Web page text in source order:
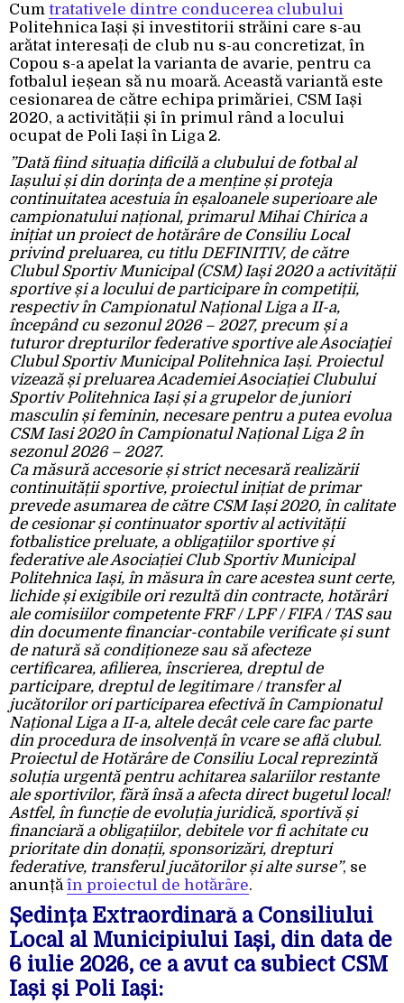
Cum tratativele dintre conducerea clubului
Politehnica Iași și investitorii străini care s-au
arătat interesați de club nu s-au concretizat, în
Copou s-a apelat la varianta de avarie, pentru ca
fotbalul ieșean să nu moară. Această variantă este
cesionarea de către echipa primăriei, CSM Iași
2020, a activității și în primul rând a locului
ocupat de Poli Iași în Liga 2.
”Dată fiind situația dificilă a clubului de fotbal al
Iașului și din dorința de a menține și proteja
continuitatea acestuia în eșaloanele superioare ale
campionatului național, primarul Mihai Chirica a
inițiat un proiect de hotărâre de Consiliu Local
privind preluarea, cu titlu DEFINITIV, de către
Clubul Sportiv Municipal (CSM) Iași 2020 a activității
sportive și a locului de participare în competiții,
respectiv în Campionatul Național Liga a II-a,
începând cu sezonul 2026 – 2027, precum și a
tuturor drepturilor federative sportive ale Asociaţiei
Clubul Sportiv Municipal Politehnica Iași. Proiectul
vizează și preluarea Academiei Asociației Clubului
Sportiv Politehnica Iași și a grupelor de juniori
masculin și feminin, necesare pentru a putea evolua
CSM Iasi 2020 în Campionatul Național Liga 2 în
sezonul 2026 – 2027.
Ca măsură accesorie și strict necesară realizării
continuității sportive, proiectul inițiat de primar
prevede asumarea de către CSM Iași 2020, în calitate
de cesionar și continuator sportiv al activității
fotbalistice preluate, a obligațiilor sportive și
federative ale Asociației Club Sportiv Municipal
Politehnica Iași, în măsura în care acestea sunt certe,
lichide și exigibile ori rezultă din contracte, hotărâri
ale comisiilor competente FRF / LPF / FIFA / TAS sau
din documente financiar-contabile verificate și sunt
de natură să condiționeze sau să afecteze
certificarea, afilierea, înscrierea, dreptul de
participare, dreptul de legitimare / transfer al
jucătorilor ori participarea efectivă în Campionatul
Național Liga a II-a, altele decât cele care fac parte
din procedura de insolvență în vcare se află clubul.
Proiectul de Hotărâre de Consiliu Local reprezintă
soluția urgentă pentru achitarea salariilor restante
ale sportivilor, fără însă a afecta direct bugetul local!
Astfel, în funcție de evoluția juridică, sportivă și
financiară a obligațiilor, debitele vor fi achitate cu
prioritate din donații, sponsorizări, drepturi
federative, transferul jucătorilor și alte surse”, se
anunțăîn proiectul de hotărâre.
Ședința Extraordinară a Consiliului
Local al Municipiului Iași, din data de
6 iulie 2026, ce a avut ca subiect CSM
Iași și Poli Iași: